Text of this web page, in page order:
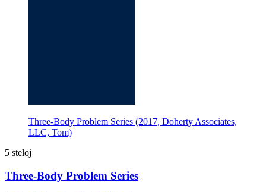
Three-Body Problem Series (2017, Doherty Associates,
LLC, Tom)
5 steloj
Three-Body Problem Series